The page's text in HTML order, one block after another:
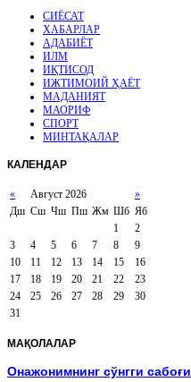
СИЁСАТ
ХАБАРЛАР
АДАБИЁТ
ИЛМ
ИҚТИСОД
ИЖТИМОИЙ ҲАЁТ
МАДАНИЯТ
МАОРИФ
СПОРТ
МИНТАҚАЛАР
КАЛЕНДАР
« Август 2026
»
Дш Сш Чш Пш Жм Шб Яб
1
2
3
4 5 6 7 8
9
10
11 12 13 14 15
16
17
18 19 20 21 22
23
24
25 26 27 28 29
30
31
МАҚОЛАЛАР
Онажонимнинг сўнгги сабоғи